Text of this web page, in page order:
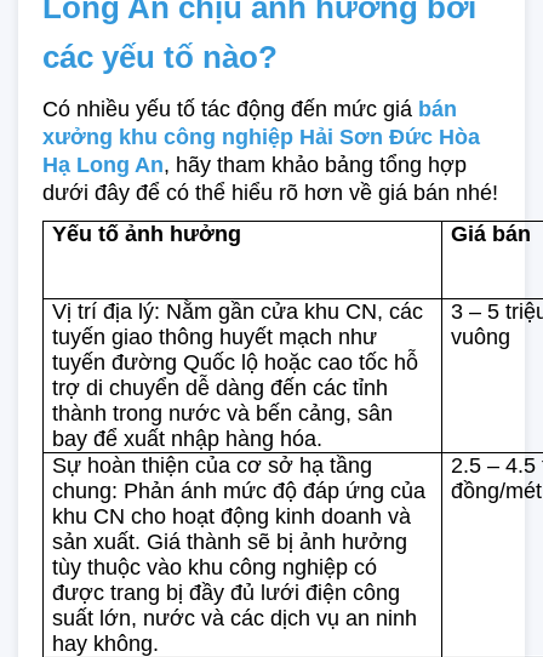
Long An chịu ảnh hưởng bởi
các yếu tố nào?
Có nhiều yếu tố tác động đến mức giá bán
xưởng khu công nghiệp Hải Sơn Đức Hòa
Hạ Long An, hãy tham khảo bảng tổng hợp
dưới đây để có thể hiểu rõ hơn về giá bán nhé!
Yếu tố ảnh hưởng
Giá bán
Vị trí địa lý: Nằm gần cửa khu CN, các
tuyến giao thông huyết mạch như
tuyến đường Quốc lộ hoặc cao tốc hỗ
trợ di chuyển dễ dàng đến các tỉnh
thành trong nước và bến cảng, sân
bay để xuất nhập hàng hóa.
3 – 5
vuông
Sự hoàn thiện của cơ sở hạ tầng
chung: Phản ánh mức độ đáp ứng của
khu CN cho hoạt động kinh doanh và
sản xuất. Giá thành sẽ bị ảnh hưởng
tùy thuộc vào khu công nghiệp có
được trang bị đầy đủ lưới điện công
suất lớn, nước và các dịch vụ an ninh
hay không.
2.5 – 4.5
đồng/